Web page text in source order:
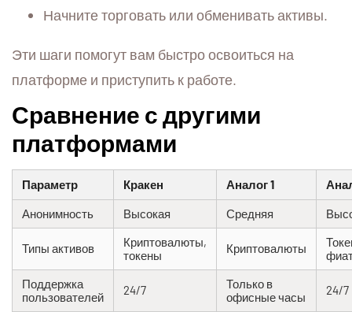
Начните торговать или обменивать активы.
Эти шаги помогут вам быстро освоиться на
платформе и приступить к работе.
Сравнение с другими
платформами
Параметр Кракен Аналог 1
Анонимность Высокая Средняя
Типы активов
Криптовалюты,
токены
Криптовалюты
Поддержка
пользователей
24/7
Только в
офисные часы
24/7